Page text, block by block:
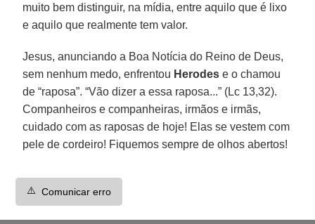
muito bem distinguir, na mídia, entre aquilo que é lixo
e aquilo que realmente tem valor.
Jesus, anunciando a Boa Notícia do Reino de Deus,
sem nenhum medo, enfrentou Herodes e o chamou
de “raposa”. “Vão dizer a essa raposa...” (Lc 13,32).
Companheiros e companheiras, irmãos e irmãs,
cuidado com as raposas de hoje! Elas se vestem com
pele de cordeiro! Fiquemos sempre de olhos abertos!
⚠️ Comunicar erro